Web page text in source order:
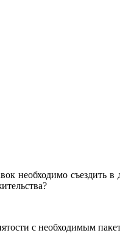
съездить в
с необходимым